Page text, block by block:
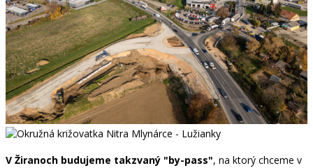
V Žiranoch budujeme takzvaný "by-pass", na ktorý chceme v